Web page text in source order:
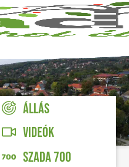
ÁLLÁS
VIDEÓK
SZADA 700